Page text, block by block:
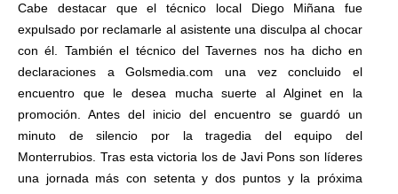
Cabe destacar que el técnico local Diego Miñana fue
expulsado por reclamarle al asistente una disculpa al chocar
con él. También el técnico del Tavernes nos ha dicho en
declaraciones a Golsmedia.com una vez concluido el
encuentro que le desea mucha suerte al Alginet en la
promoción. Antes del inicio del encuentro se guardó un
minuto de silencio por la tragedia del equipo del
Monterrubios. Tras esta victoria los de Javi Pons son líderes
una jornada más con setenta y dos puntos y la próxima